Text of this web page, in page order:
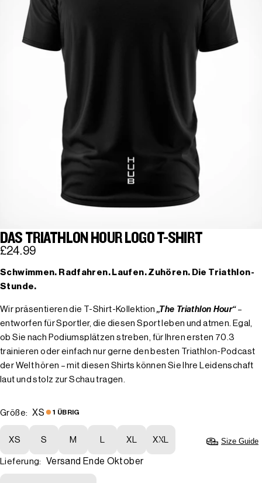
DAS TRIATHLON HOUR LOGO T-SHIRT
£24.99
Schwimmen. Radfahren. Laufen. Zuhören. Die Triathlon-
Stunde.
Wir präsentieren die T-Shirt-Kollektion„The Triathlon Hour“–
entworfen für Sportler, die diesen Sport leben und atmen. Egal,
ob Sie nach Podiumsplätzen streben, für Ihren ersten 70.3
trainieren oder einfach nur gerne den besten Triathlon-Podcast
der Welt hören – mit diesen Shirts können Sie Ihre Leidenschaft
laut und stolz zur Schau tragen.
Größe: XS 1 ÜBRIG
XS S M XL XXL Size Guide
Lieferung: Versand Ende Oktober